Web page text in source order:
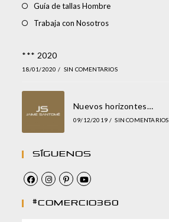
Guía de tallas Hombre
Trabaja con Nosotros
*** 2020
18/01/2020 / SIN COMENTARIOS
Nuevos horizontes…
09/12/2019 / SIN COMENTARIOS
Síguenos
#comercio360